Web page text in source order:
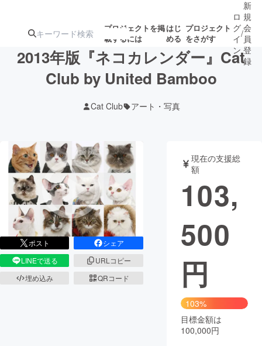
プロジェクトを掲
載するには
はじ
める
プロジェクト
をさがす
ジェクト
募集終了が近いプ
ロジェクト
アート・写真 音楽
テクノロジー・ガジェット ゲーム・サ
映像・映画
ビジネス・起業
まちづくり・地域活性化
CAMPFIRE Creation
コミュニティ
ロ
グ
イ
ン
/
新
規
会
員
登
録
2013年版『ネコカレンダー』Cat
Club by United Bamboo
Cat Club アート・写真
ポスト
シェア
LINEで送る
URLコピー
埋め込み
QRコード
現在の支援総
額
103,
500
円
103%
目標金額は
100,000円